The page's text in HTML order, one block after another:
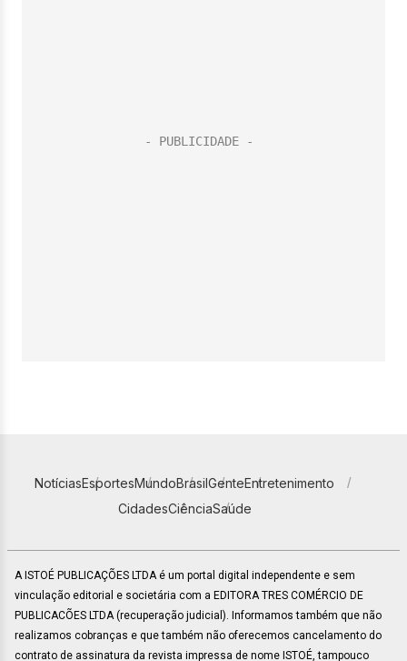
NotíciasEsportesMundoBrasilGenteEntretenimento
CidadesCiênciaSaúde
A ISTOÉ PUBLICAÇÕES LTDA é um portal digital independente e sem
vinculação editorial e societária com a EDITORA TRES COMÉRCIO DE
PUBLICACÕES LTDA (recuperação judicial). Informamos também que não
realizamos cobranças e que também não oferecemos cancelamento do
contrato de assinatura da revista impressa de nome ISTOÉ, tampouco